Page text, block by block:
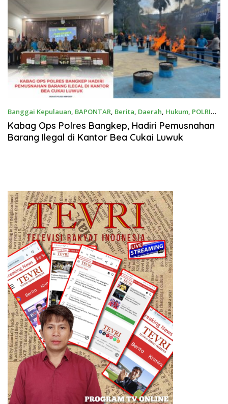
Banggai Kepulauan, BAPONTAR, Berita, Daerah, Hukum, POLRI
Agustus 12, 2025
Kabag Ops Polres Bangkep, Hadiri Pemusnahan
Barang Ilegal di Kantor Bea Cukai Luwuk